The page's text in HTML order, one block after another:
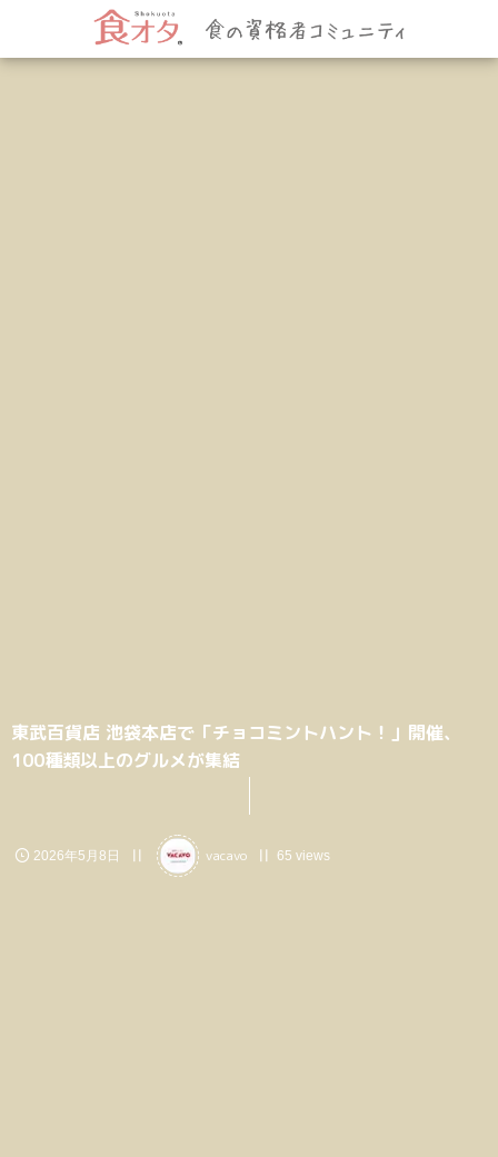
東武百貨店 池袋本店で「チョコミントハント！」開催、
100種類以上のグルメが集結
2026年5月8日 vacavo 65 views